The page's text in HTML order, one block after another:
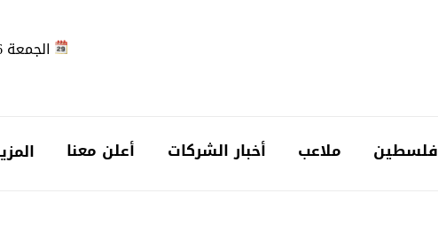
الجمعة 2026-08-07
فلسطين ملاعب أخبار الشركات أعلن معنا